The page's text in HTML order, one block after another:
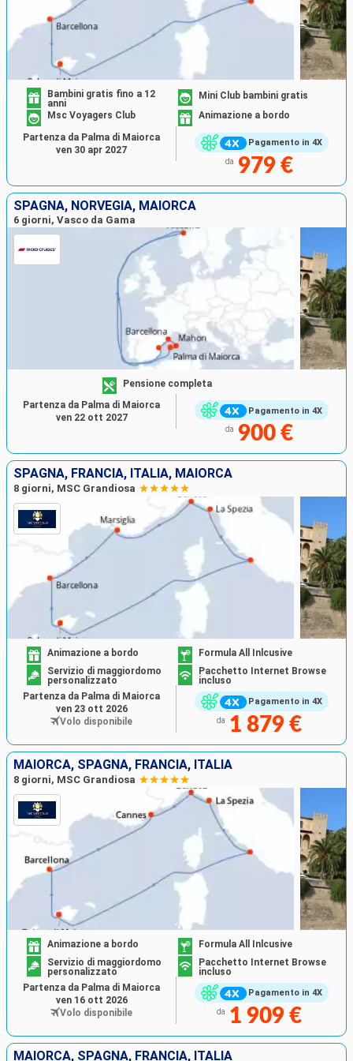
Pagamento in 4X
Bambini gratis fino a 12
anni
Mini Club bambini gratis
Msc Voyagers Club
Animazione a bordo
da 979 €
Partenza da Palma di Maiorca
ven 30 apr 2027
SPAGNA, NORVEGIA, MAIORCA
6 giorni, Vasco da Gama
Pagamento in 4X
Pensione completa
da 900 €
Partenza da Palma di Maiorca
ven 22 ott 2027
SPAGNA, FRANCIA, ITALIA, MAIORCA
8 giorni, MSC Grandiosa
Pagamento in 4X
Animazione a bordo
Formula All Inlcusive
Servizio di maggiordomo
personalizzato
Pacchetto Internet Browse
incluso
da 1 879 €
Partenza da Palma di Maiorca
ven 23 ott 2026
Volo disponibile
MAIORCA, SPAGNA, FRANCIA, ITALIA
8 giorni, MSC Grandiosa
Pagamento in 4X
Animazione a bordo
Formula All Inlcusive
Servizio di maggiordomo
personalizzato
Pacchetto Internet Browse
incluso
da 1 909 €
Partenza da Palma di Maiorca
ven 16 ott 2026
Volo disponibile
MAIORCA, SPAGNA, FRANCIA, ITALIA